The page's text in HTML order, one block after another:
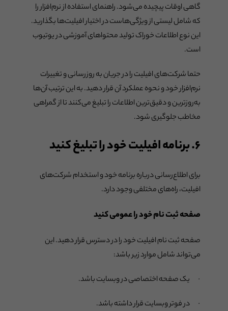
گاهی اوقات پیچیده می‌شود. راهنمای استفاده از نرم‌افزار را
که شامل لیستی از ویژگی‌هاست در اختیار افیلیت‌ها بگذارید.
این نوع اطلاعات خوراک تولید محتواهای آموزشی در یوتیوب
است.
حتما شرکت‌های افیلیت را در جریان به روزرسانی و تغییرات
نرم‌افزار خود و نحوه عملکرد آن قرار دهید. به این ترتیب آن‌ها
به‌روزترین و دقیق‌ترین اطلاعات را تبلیغ می‌کنند تا از گمراهی
مخاطب جلوگیری شود.
۶. برنامه افیلیت خود را تبلیغ کنید
برای اطلاع‌رسانی درباره برنامه خود و استخدام شرکت‌های
افیلیت، راه‌های مختلفی وجود دارد.
صفحه ثبت نام خود را عمومی کنید
صفحه ثبت نام افیلیت خود را در دسترس قرار دهید. این
می‌تواند شامل موارد زیر باشد:
· یک صفحه اختصاصی در وبسایت باشد.
· در فوتر وبسایت قرار داشته باشد.